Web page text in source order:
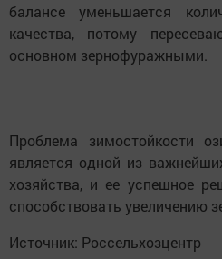
балансе уменьшается
качества, потому
основном зернофуражными.
Проблема зимостойкости
является одной из
хозяйства, и ее успешное
способствовать увеличению
Источник: Россельхозцентр